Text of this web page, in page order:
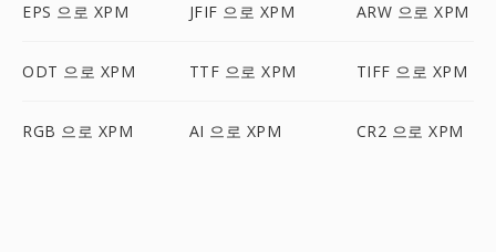
EPS 으로 XPM JFIF 으로 XPM ARW 으로 XPM
ODT 으로 XPM TTF 으로 XPM TIFF 으로 XPM
RGB 으로 XPM AI 으로 XPM CR2 으로 XPM